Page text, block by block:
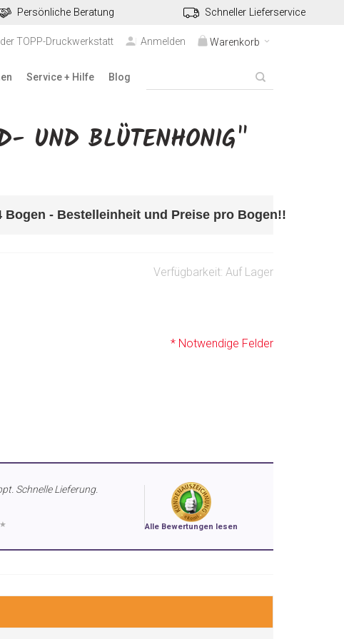
Persönliche Beratung Schneller Lieferservice
Warenkorb
TOPP-Druckwerkstatt Anmelden
Service + Hilfe Blog
UND BLÜTENHONIG"
Bogen - Bestelleinheit und Preise pro Bogen!!
Verfügbarkeit: Auf Lager
* Notwendige Felder
Schnelle Lieferung.
Alle Bewertungen lesen